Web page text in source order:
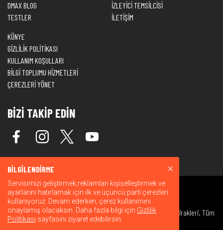
DMAX BLOG
TESTLER
İZLEYİCİ TEMSİLCİSİ
İLETİŞİM
KÜNYE
GİZLİLİK POLİTİKASI
KULLANIM KOŞULLARI
BİLGİ TOPLUMU HİZMETLERİ
ÇEREZLERİ YÖNET
BİZİ TAKİP EDİN
© 2026 Warner Bros. Discovery, Inc. veya bağlı kuruluşları ve iştirakleri. Tüm
hakları saklıdır.
BİLGİLENDİRME
Servisimizi geliştirmek,reklamları kişiselleştirmek ve
ayarlarını hatırlamak için ilk ve üçüncü parti çerezleri
kullanıyoruz. Devam ederken, çerez kullanımını
onaylamış olacaksın. Daha fazla bilgi için Gizlilik
Politikası sayfasını ziyaret edebilirsin.